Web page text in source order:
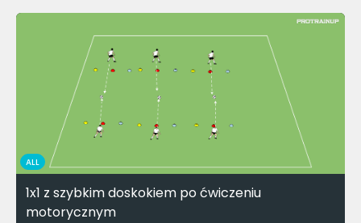
ALL
1x1 z szybkim doskokiem po ćwiczeniu
motorycznym